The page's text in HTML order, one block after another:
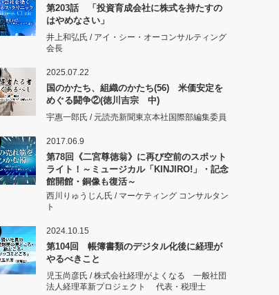
第203話 「投資育成会社に株式を持たすの
はやめなさい」
井上和弘氏 / アイ・シー・オーコンサルティング
会長
2025.07.22
国のかたち、組織のかたち(56) 米価安定を
めぐる闘争②(徳川吉宗 中)
宇惠一郎氏 / 元読売新聞東京本社国際部編集委員
2017.06.9
第78回《二宮尊徳翁》に再び空前のスポット
ライト！～ミュージカル「KINJIRO!」・記念
館開館・銅像も復活～
西川りゅうじん氏 / マーケティング コンサルタン
ト
2024.10.15
第104回 帳簿書類のデジタル化後に経理が
やるべきこと
児玉尚彦氏 / 株式会社経理がよくなる 一般社団
法人経理革新プロジェクト 代表・税理士